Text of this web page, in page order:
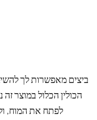
לפתח את המוח,